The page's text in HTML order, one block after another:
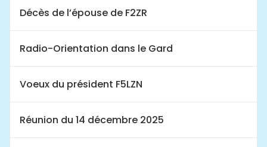
Décès de l’épouse de F2ZR
Radio-Orientation dans le Gard
Voeux du président F5LZN
Réunion du 14 décembre 2025